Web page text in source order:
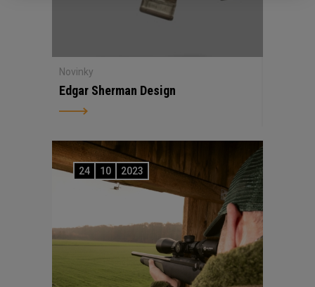
Novinky
Edgar Sherman Design
24 10 2023